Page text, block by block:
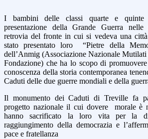
I bambini delle classi quarte e
presentazione della Grande Guerra nelle
retrovia del fronte in cui si vedeva una
stato presentato loro “Pietre della
dell’Anmig (Associazione Nazionale
Fondazione) che ha lo scopo di
conoscenza della storia contemporanea
Caduti delle due guerre mondiali e della
Il monumento dei Caduti di Treville fa
progetto nazionale il cui dovere morale è
hanno sacrificato la loro vita per la
raggiungimento della democrazia e
pace e fratellanza